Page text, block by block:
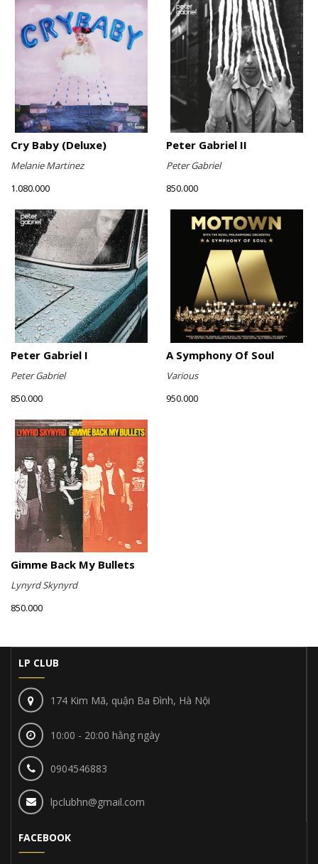
Cry Baby (Deluxe)
Melanie Martinez
1.080.000
Peter Gabriel II
Peter Gabriel
850.000
Peter Gabriel I
Peter Gabriel
850.000
A Symphony Of Soul
Various
950.000
Gimme Back My Bullets
Lynyrd Skynyrd
850.000
LP CLUB
174 Kim Mã, quận Ba Đình, Hà Nội
10:00 - 20:00 hằng ngày
0904546883
lpclubhn@gmail.com
FACEBOOK